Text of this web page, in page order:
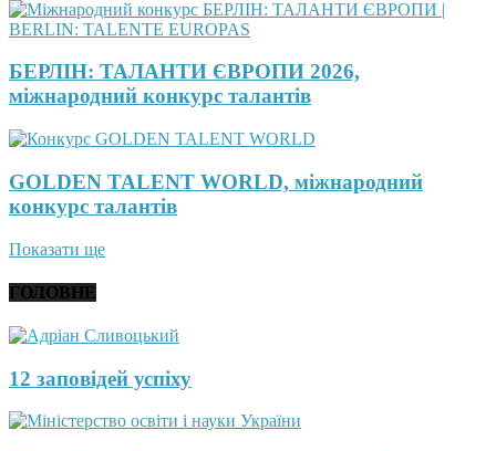
БЕРЛІН: ТАЛАНТИ ЄВРОПИ 2026,
міжнародний конкурс талантів
GOLDEN TALENT WORLD, міжнародний
конкурс талантів
Показати ще
ГОЛОВНЕ
12 заповідей успіху